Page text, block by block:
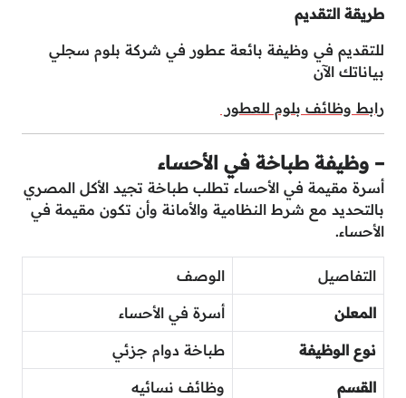
طريقة التقديم
للتقديم في وظيفة بائعة عطور في شركة بلوم سجلي
بياناتك الآن
رابط وظائف بلوم للعطور
– وظيفة طباخة في الأحساء
أسرة مقيمة في الأحساء تطلب طباخة تجيد الأكل المصري
بالتحديد مع شرط النظامية والأمانة وأن تكون مقيمة في
الأحساء.
التفاصيل الوصف
المعلن أسرة في الأحساء
نوع الوظيفة طباخة دوام جزئي
القسم وظائف نسائيه